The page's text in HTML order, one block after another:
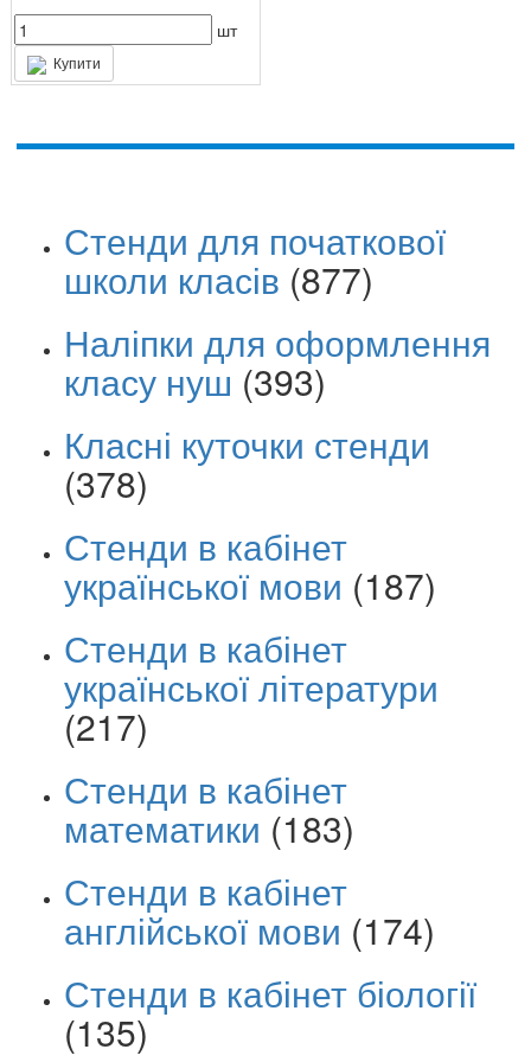
шт
Купити
Стенди для початкової
школи класів (877)
Наліпки для оформлення
класу нуш (393)
Класні куточки стенди
(378)
Стенди в кабінет
української мови (187)
Стенди в кабінет
української літератури
(217)
Стенди в кабінет
математики (183)
Стенди в кабінет
англійської мови (174)
Стенди в кабінет біології
(135)